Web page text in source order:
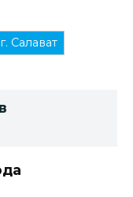
Салават